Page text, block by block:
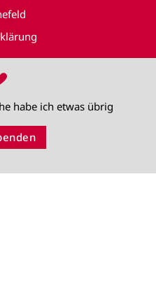
habe ich etwas übrig